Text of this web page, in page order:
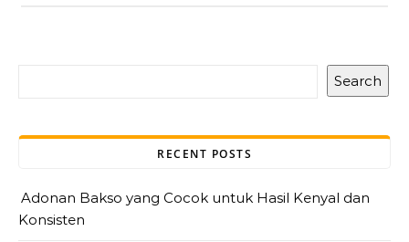
Search
RECENT POSTS
Adonan Bakso yang Cocok untuk Hasil Kenyal dan
Konsisten